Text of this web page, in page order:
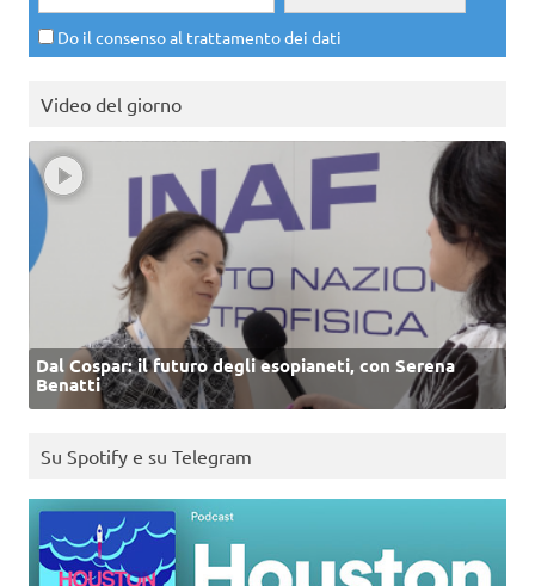
Do il consenso al trattamento dei dati
Video del giorno
Dal Cospar: il futuro degli esopianeti, con Serena
Benatti
Su Spotify e su Telegram